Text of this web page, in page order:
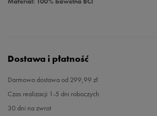
Dostawa i płatność
Darmowa dostawa od 299,99 zł
Czas realizacji 1-5 dni roboczych
30 dni na zwrot